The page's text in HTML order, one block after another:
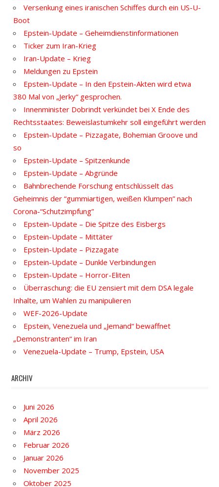
Versenkung eines iranischen Schiffes durch ein US-U-
Boot
Epstein-Update – Geheimdienstinformationen
Ticker zum Iran-Krieg
Iran-Update – Krieg
Meldungen zu Epstein
Epstein-Update – In den Epstein-Akten wird etwa
380 Mal von „Jerky“ gesprochen.
Innenminister Dobrindt verkündet bei X Ende des
Rechtsstaates: Beweislastumkehr soll eingeführt werden
Epstein-Update – Pizzagate, Bohemian Groove und
so
Epstein-Update – Spitzenkunde
Epstein-Update – Abgründe
Bahnbrechende Forschung entschlüsselt das
Geheimnis der “gummiartigen, weißen Klumpen” nach
Corona-“Schutzimpfung”
Epstein-Update – Die Spitze des Eisbergs
Epstein-Update – Mittäter
Epstein-Update – Pizzagate
Epstein-Update – Dunkle Verbindungen
Epstein-Update – Horror-Eliten
Überraschung: die EU zensiert mit dem DSA legale
Inhalte, um Wahlen zu manipulieren
WEF-2026-Update
Epstein, Venezuela und „Jemand“ bewaffnet
„Demonstranten“ im Iran
Venezuela-Update – Trump, Epstein, USA
ARCHIV
Juni 2026
April 2026
März 2026
Februar 2026
Januar 2026
November 2025
Oktober 2025